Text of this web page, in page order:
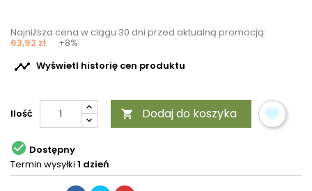
Najniższa cena w ciągu 30 dni przed aktualną promocją:
63,92 zł +8%
 Wyświetl historię cen produktu
Ilość  Dodaj do koszyka
 Dostępny
Termin wysyłki 1 dzień